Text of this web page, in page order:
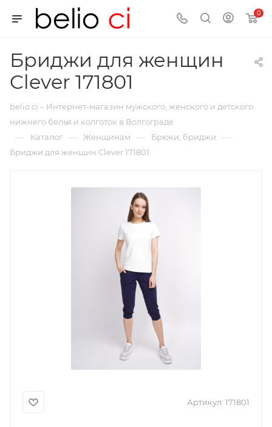
0
Бриджи для женщин
Clever 171801
belio ci – Интернет-магазин мужского, женского и детского
нижнего белья и колготок в Волгограде
— Каталог — Женщинам — Брюки, бриджи —
Бриджи для женщин Clever 171801
Артикул: 171801